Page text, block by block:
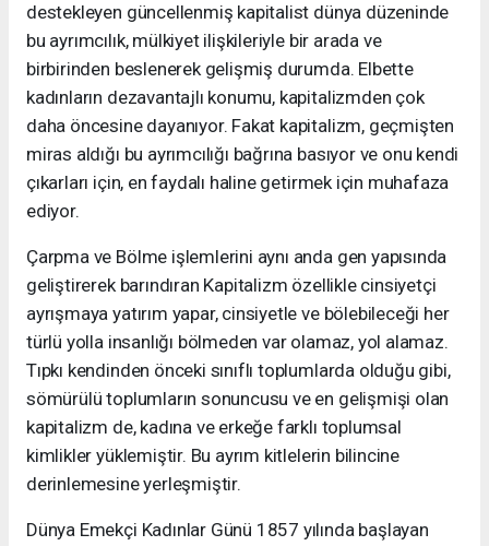
destekleyen güncellenmiş kapitalist dünya düzeninde
bu ayrımcılık, mülkiyet ilişkileriyle bir arada ve
birbirinden beslenerek gelişmiş durumda. Elbette
kadınların dezavantajlı konumu, kapitalizmden çok
daha öncesine dayanıyor. Fakat kapitalizm, geçmişten
miras aldığı bu ayrımcılığı bağrına basıyor ve onu kendi
çıkarları için, en faydalı haline getirmek için muhafaza
ediyor.
Çarpma ve Bölme işlemlerini aynı anda gen yapısında
geliştirerek barındıran Kapitalizm özellikle cinsiyetçi
ayrışmaya yatırım yapar, cinsiyetle ve bölebileceği her
türlü yolla insanlığı bölmeden var olamaz, yol alamaz.
Tıpkı kendinden önceki sınıflı toplumlarda olduğu gibi,
sömürülü toplumların sonuncusu ve en gelişmişi olan
kapitalizm de, kadına ve erkeğe farklı toplumsal
kimlikler yüklemiştir. Bu ayrım kitlelerin bilincine
derinlemesine yerleşmiştir.
Dünya Emekçi Kadınlar Günü 1857 yılında başlayan